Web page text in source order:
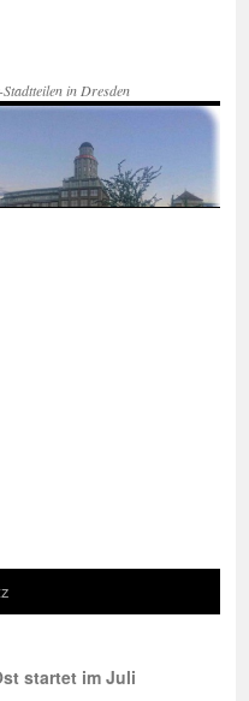
in Dresden
startet im Juli